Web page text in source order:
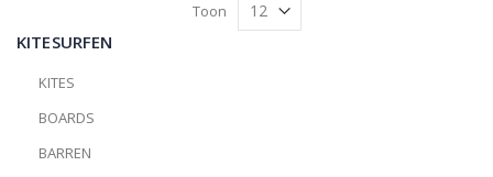
Toon
KITESURFEN
KITES
BOARDS
BARREN